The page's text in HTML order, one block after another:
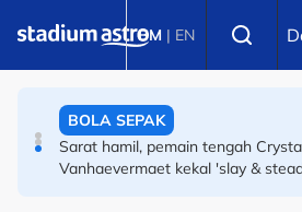
BM | EN
Dekat Malaysia susah nak cari
BOLA SEPAK
Sarat hamil, pemain tengah
Vanhaevermaet kekal 'slay &